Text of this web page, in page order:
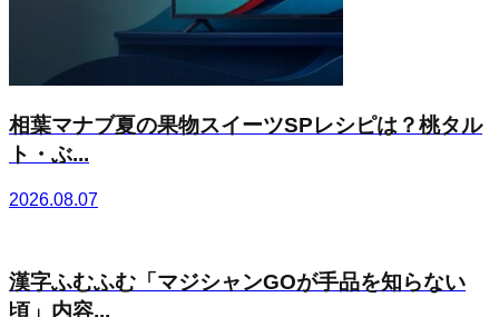
相葉マナブ夏の果物スイーツSPレシピは？桃タル
ト・ぶ...
2026.08.07
漢字ふむふむ「マジシャンGOが手品を知らない
頃」内容...